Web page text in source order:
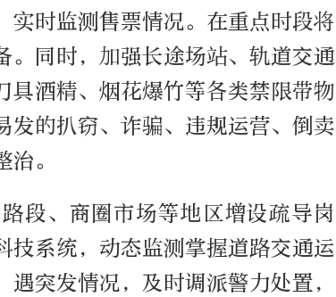
实时监测售票情况。在重点时段将
。同时，加强长途场站、轨道交通
具酒精、烟花爆竹等各类禁限带物
发的扒窃、诈骗、违规运营、倒卖
。
段、商圈市场等地区增设疏导岗
技系统，动态监测掌握道路交通运
突发情况，及时调派警力处置，